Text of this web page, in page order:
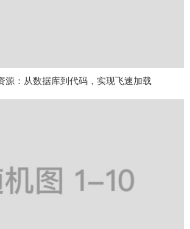
源：从数据库到代码，实现飞速加载